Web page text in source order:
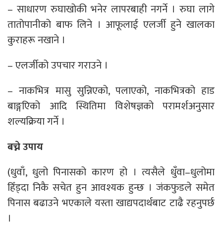
– साधारण रुघाखोकी भनेर लापरबाही नगर्ने । रुघा लागे
तातोपानीको बाफ लिने । आफूलाई एलर्जी हुने खालका
कुराहरू नखाने ।
– एलर्जीको उपचार गराउने ।
– नाकभित्र मासु सुन्निएको, पलाएको, नाकभित्रको हाड
बाङ्गएिको आदि स्थितिमा विशेषज्ञको परामर्शअनुसार
शल्यक्रिया गर्ने ।
बच्ने उपाय
(धुवाँ, धुलो पिनासको कारण हो । त्यसैले धुँवा–धुलोमा
हिँड्दा निकै सचेत हुन आवश्यक हुन्छ । जंकफुडले समेत
पिनास बढाउने भएकाले यस्ता खाद्यपदार्थबाट टाढै रहनुपर्छ
।